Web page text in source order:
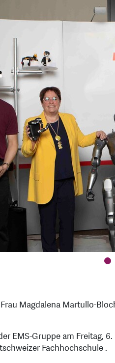
Magdalena Martullo-
EMS-Gruppe am Freitag,
Fachhochschule .